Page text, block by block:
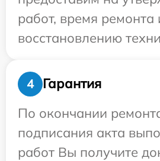
работ, время ремонта
восстановлению
4
Гарантия
По окончании
подписания акта
работ Вы получите